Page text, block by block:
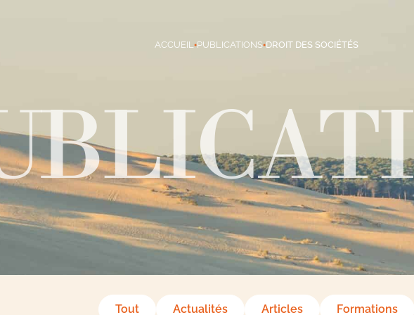
ACCUEIL●PUBLICATIONS●DROIT DES SOCIÉTÉS
Tout Actualités Articles Formations